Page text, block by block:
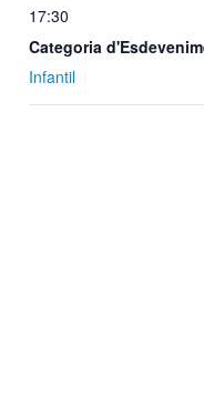
17:30
Categoria
Infantil